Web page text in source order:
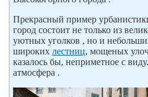
Прекрасный пример
город состоит не только из
уютных уголков , но и
широких лестниц, мощеных
казалось бы, неприметное с
атмосфера .